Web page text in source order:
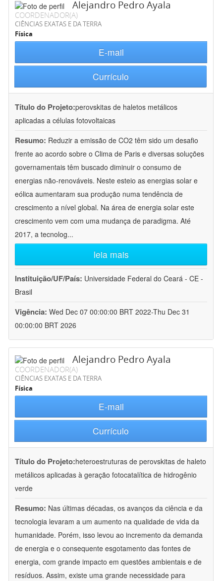
Alejandro Pedro Ayala
COORDENADOR(A)
CIÊNCIAS EXATAS E DA TERRA
Física
E-mail
Currículo
Título do Projeto:perovskitas de haletos metálicos
aplicadas a células fotovoltaicas
Resumo: Reduzir a emissão de CO2 têm sido um desafio
frente ao acordo sobre o Clima de Paris e diversas soluções
governamentais têm buscado diminuir o consumo de
energias não-renováveis. Neste esteio as energias solar e
eólica aumentaram sua produção numa tendência de
crescimento a nível global. Na área de energia solar este
crescimento vem com uma mudança de paradigma. Até
2017, a tecnolog...
leia mais
Instituição/UF/País: Universidade Federal do Ceará - CE -
Brasil
Vigência: Wed Dec 07 00:00:00 BRT 2022-Thu Dec 31
00:00:00 BRT 2026
Alejandro Pedro Ayala
COORDENADOR(A)
CIÊNCIAS EXATAS E DA TERRA
Física
E-mail
Currículo
Título do Projeto:heteroestruturas de perovskitas de haleto
metálicos aplicadas à geração fotocatalítica de hidrogênio
verde
Resumo: Nas últimas décadas, os avanços da ciência e da
tecnologia levaram a um aumento na qualidade de vida da
humanidade. Porém, isso levou ao incremento da demanda
de energia e o consequente esgotamento das fontes de
energia, com grande impacto em questões ambientais e de
resíduos. Assim, existe uma grande necessidade para